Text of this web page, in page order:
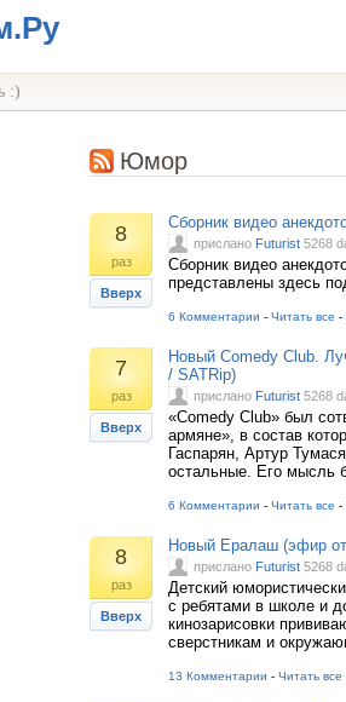
:)
Юмор
8
раз
Вверх
Сборник видео
прислано Futurist 5268
Сборник видео
представлены здесь
6 Комментарии - Читать все -
7
раз
Вверх
Новый Comedy Club.
/ SATRip)
прислано Futurist 5268
«Comedy Club» был
армяне», в состав
Гаспарян, Артур
остальные. Его мысль
6 Комментарии - Читать все -
8
раз
Вверх
Новый Ералаш (эфир
прислано Futurist 5268
Детский
с ребятами в школе и
кинозарисовки
сверстникам и
13 Комментарии - Читать все